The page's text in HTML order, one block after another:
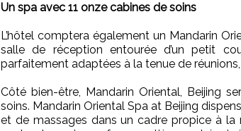
Un spa avec 11 onze cabines de soins
L’hôtel comptera également un Mandarin
salle de réception entourée d’un petit
parfaitement adaptées à la tenue de
Côté bien-être, Mandarin Oriental, Beijing
soins. Mandarin Oriental Spa at Beijing
et de massages dans un cadre propice à